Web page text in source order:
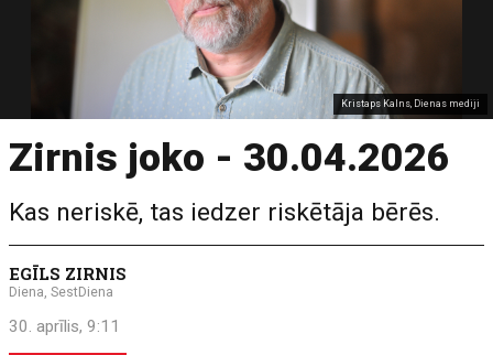
Kristaps Kalns, Dienas mediji
Zirnis joko - 30.04.2026
Kas neriskē, tas iedzer riskētāja bērēs.
EGĪLS ZIRNIS
Diena, SestDiena
30. aprīlis, 9:11